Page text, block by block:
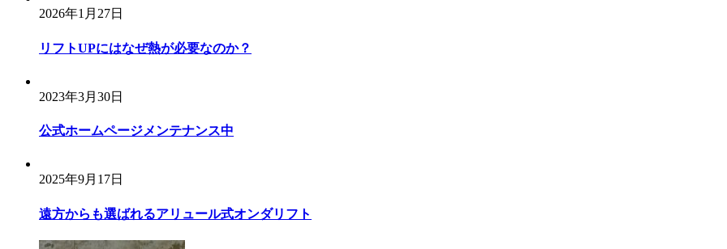
2026年1月27日
リフトUPにはなぜ熱が必要なのか？
2023年3月30日
公式ホームページメンテナンス中
2025年9月17日
遠方からも選ばれるアリュール式オンダリフト